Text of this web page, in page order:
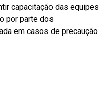
capacitação das equipes
por parte dos
em casos de precaução